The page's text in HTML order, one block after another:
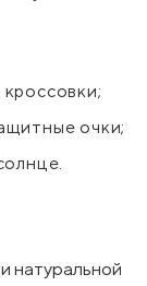
очки;
натуральной